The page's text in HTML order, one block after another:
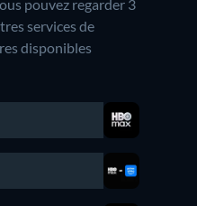
pouvez regarder 3
services de
disponibles